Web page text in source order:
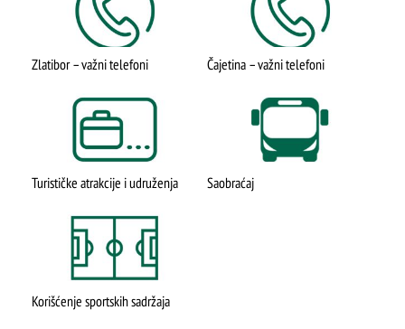
Zlatibor – važni telefoni Čajetina – važni telefoni
Turističke atrakcije i udruženja Saobraćaj
Korišćenje sportskih sadržaja